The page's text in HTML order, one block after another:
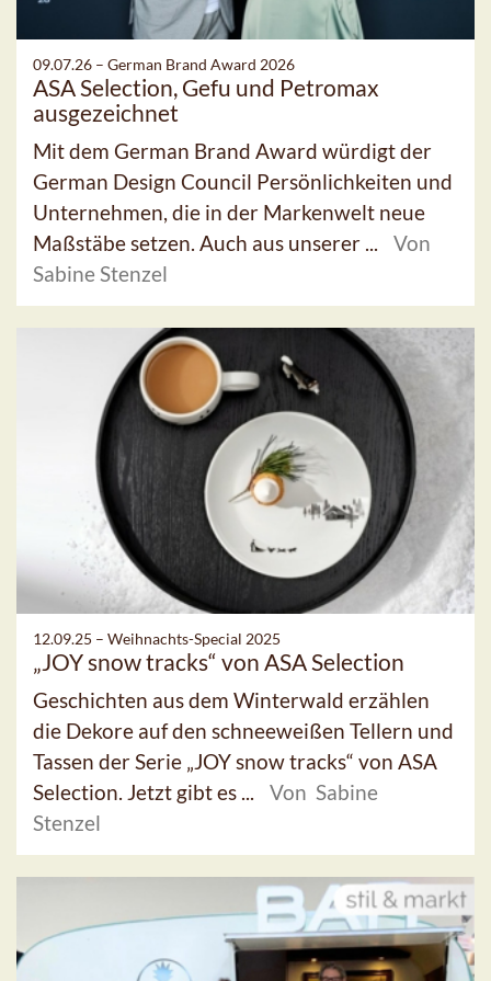
09.07.26 – German Brand Award 2026
ASA Selection, Gefu und Petromax
ausgezeichnet
Mit dem German Brand Award würdigt der
German Design Council Persönlichkeiten und
Unternehmen, die in der Markenwelt neue
Maßstäbe setzen. Auch aus unserer ...
Von
Sabine Stenzel
12.09.25 – Weihnachts-Special 2025
„JOY snow tracks“ von ASA Selection
Geschichten aus dem Winterwald erzählen
die Dekore auf den schneeweißen Tellern und
Tassen der Serie „JOY snow tracks“ von ASA
Selection. Jetzt gibt es ...
Von Sabine
Stenzel